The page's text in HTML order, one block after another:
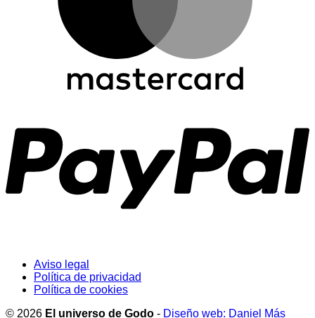
Aviso legal
Política de privacidad
Política de cookies
© 2026 El universo de Godo - Diseño web: Daniel Más